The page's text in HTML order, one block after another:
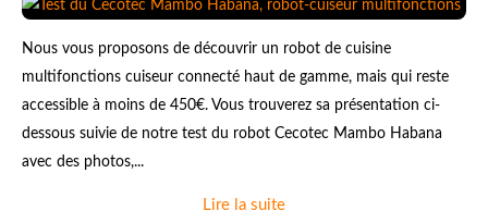
Nous vous proposons de découvrir un robot de cuisine
multifonctions cuiseur connecté haut de gamme, mais qui reste
accessible à moins de 450€. Vous trouverez sa présentation ci-
dessous suivie de notre test du robot Cecotec Mambo Habana
avec des photos,...
Lire la suite